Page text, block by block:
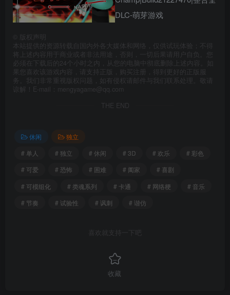
版权声明
本站提供的资源转载自国内外各大媒体和网络，仅供试玩体验；不得
将上述内容用于商业或者非法用途，否则，一切后果请用户自负。您
必须在下载后的24个小时之内，从您的电脑中彻底删除上述内容。如
果您喜欢该游戏内容，请支持正版，购买注册，得到更好的正版服
务。我们非常重视版权问题，如有侵权请邮件与我们联系处理。敬请
谅解！E-mail：mengyagame@qq.com
THE END
休闲
独立
# 单人
# 独立 # 休闲 # 3D # 欢乐
# 彩色
# 可爱
# 恐怖 # 困难 # 阖家
# 喜剧
# 可模组化
# 类魂系列 # 卡通 # 网络梗
# 音乐
# 节奏
# 试验性 # 讽刺 # 谐仿
喜欢就支持一下吧
收藏